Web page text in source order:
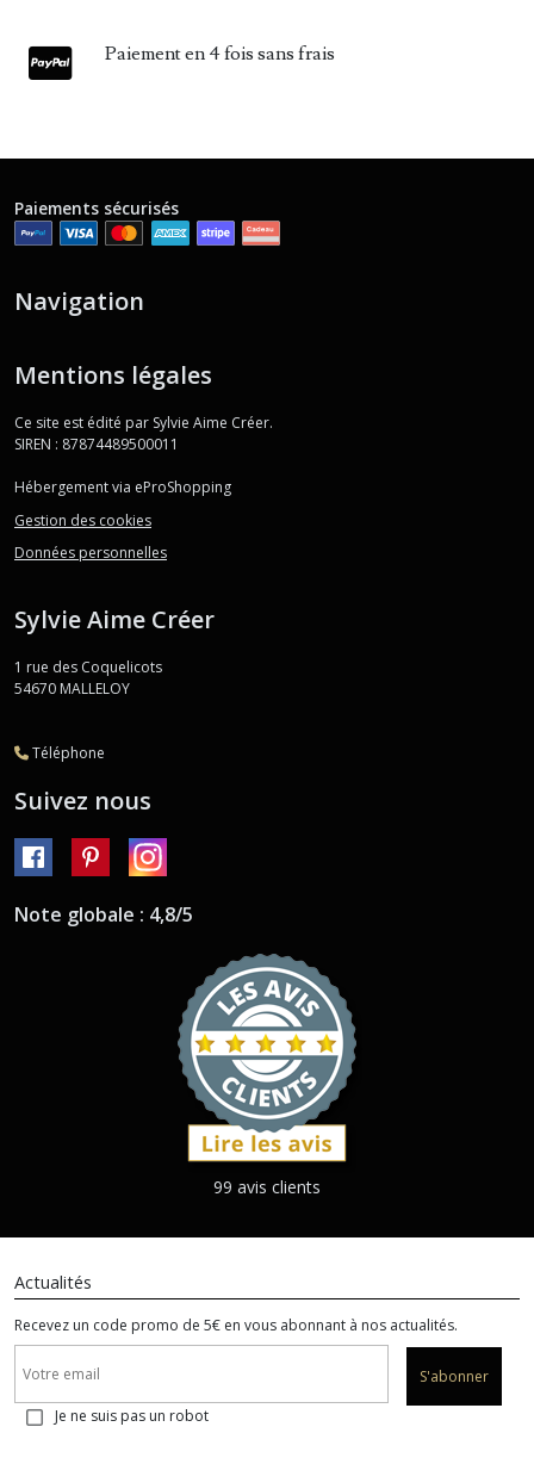
Paiement en 4 fois sans frais
Paiements sécurisés
Navigation
Mentions légales
Ce site est édité par Sylvie Aime Créer.
SIREN : 87874489500011
Hébergement via eProShopping
Gestion des cookies
Données personnelles
Sylvie Aime Créer
1 rue des Coquelicots
54670 MALLELOY
Téléphone
Suivez nous
Note globale : 4,8/5
99 avis clients
Actualités
Recevez un code promo de 5€ en vous abonnant à nos actualités.
S'abonner
Je ne suis pas un robot